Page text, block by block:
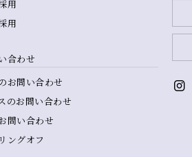
用
用
合わせ
お問い合わせ
のお問い合わせ
問い合わせ
ングオフ